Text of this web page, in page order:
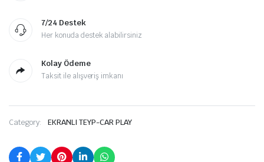
7/24 Destek
Her konuda destek alabilirsiniz
Kolay Ödeme
Taksit ile alışveriş imkanı
Category: EKRANLI TEYP-CAR PLAY